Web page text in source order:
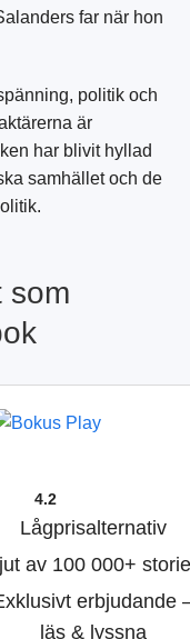
far när hon
politik och
är
har blivit hyllad
samhället och de
som
4.2
Lågprisalternativ
av 100 000+
erbjudande
läs & lyssna